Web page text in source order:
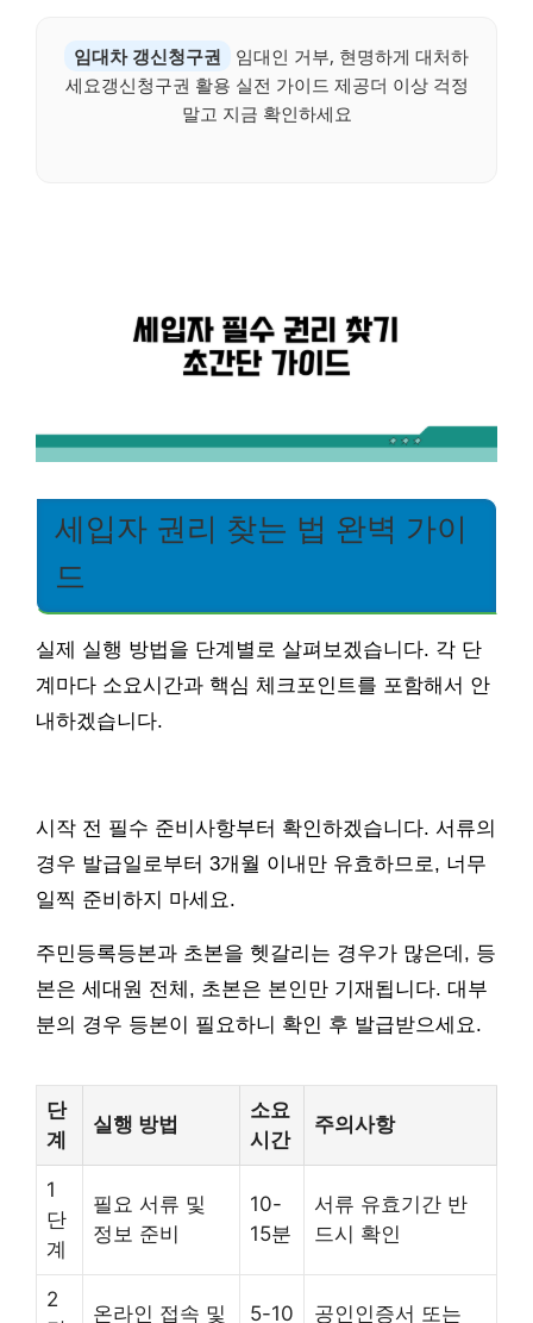
임대차 갱신청구권
임대인 거부, 현명하게 대처하
세요갱신청구권 활용 실전 가이드 제공더 이상 걱정
말고 지금 확인하세요
세입자 권리 찾는 법 완벽 가이
드
실제 실행 방법을 단계별로 살펴보겠습니다. 각 단
계마다 소요시간과 핵심 체크포인트를 포함해서 안
내하겠습니다.
시작 전 필수 준비사항부터 확인하겠습니다. 서류의
경우 발급일로부터 3개월 이내만 유효하므로, 너무
일찍 준비하지 마세요.
주민등록등본과 초본을 헷갈리는 경우가 많은데, 등
본은 세대원 전체, 초본은 본인만 기재됩니다. 대부
분의 경우 등본이 필요하니 확인 후 발급받으세요.
단
계
실행 방법
소요
시간
주의사항
1
단
계
필요 서류 및
정보 준비
10-
15분
서류 유효기간 반
드시 확인
2
온라인 접속 및 5-10 공인인증서 또는